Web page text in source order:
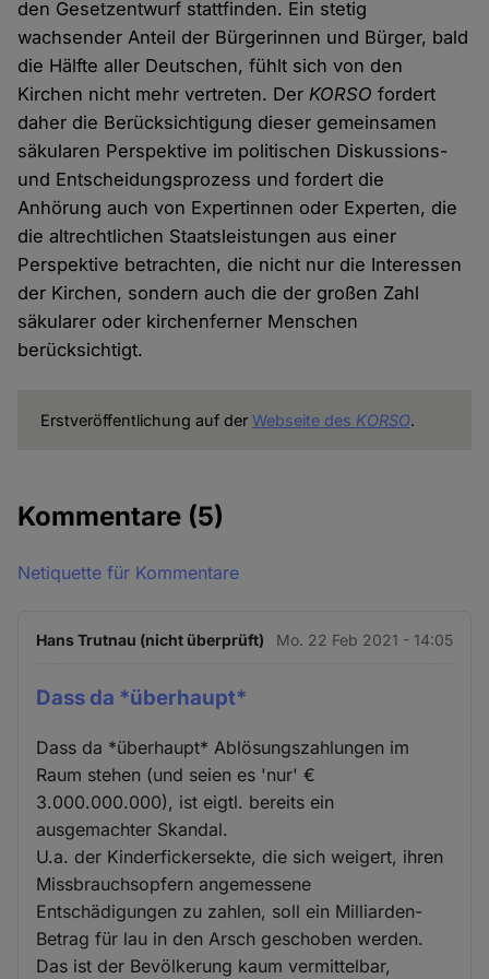
den Gesetzentwurf stattfinden. Ein stetig
wachsender Anteil der Bürgerinnen und Bürger, bald
die Hälfte aller Deutschen, fühlt sich von den
Kirchen nicht mehr vertreten. DerKORSO fordert
daher die Berücksichtigung dieser gemeinsamen
säkularen Perspektive im politischen Diskussions-
und Entscheidungsprozess und fordert die
Anhörung auch von Expertinnen oder Experten, die
die altrechtlichen Staatsleistungen aus einer
Perspektive betrachten, die nicht nur die Interessen
der Kirchen, sondern auch die der großen Zahl
säkularer oder kirchenferner Menschen
berücksichtigt.
Erstveröffentlichung auf der Webseite des KORSO.
Kommentare (5)
Netiquette für Kommentare
Hans Trutnau (nicht überprüft) Mo. 22 Feb 2021 - 14:05
Dass da *überhaupt*
Dass da *überhaupt* Ablösungszahlungen im
Raum stehen (und seien es 'nur' €
3.000.000.000), ist eigtl. bereits ein
ausgemachter Skandal.
U.a. der Kinderfickersekte, die sich weigert, ihren
Missbrauchsopfern angemessene
Entschädigungen zu zahlen, soll ein Milliarden-
Betrag für lau in den Arsch geschoben werden.
Das ist der Bevölkerung kaum vermittelbar,